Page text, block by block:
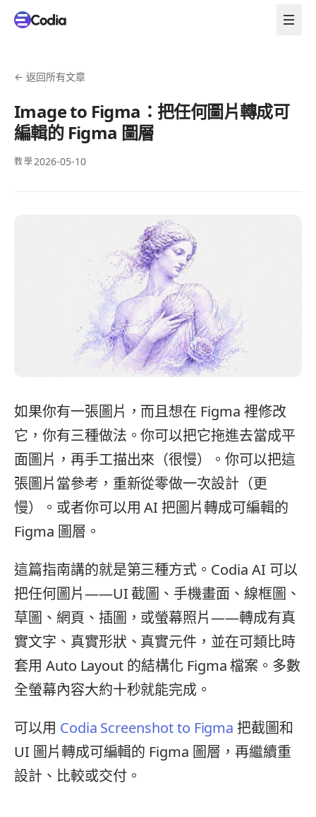
← 返回所有文章
Image to Figma：把任何圖片轉成可
編輯的 Figma 圖層
教學2026-05-10
如果你有一張圖片，而且想在 Figma 裡修改
它，你有三種做法。你可以把它拖進去當成平
面圖片，再手工描出來（很慢）。你可以把這
張圖片當參考，重新從零做一次設計（更
慢）。或者你可以用 AI 把圖片轉成可編輯的
Figma 圖層。
這篇指南講的就是第三種方式。Codia AI 可以
把任何圖片——UI 截圖、手機畫面、線框圖、
草圖、網頁、插圖，或螢幕照片——轉成有真
實文字、真實形狀、真實元件，並在可類比時
套用 Auto Layout 的結構化 Figma 檔案。多數
全螢幕內容大約十秒就能完成。
可以用 Codia Screenshot to Figma 把截圖和
UI 圖片轉成可編輯的 Figma 圖層，再繼續重
設計、比較或交付。